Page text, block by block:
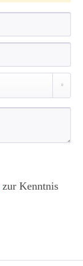
zur Kenntnis